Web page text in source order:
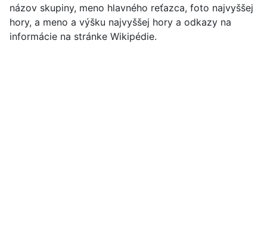
názov skupiny, meno hlavného reťazca, foto najvyššej
hory, a meno a výšku najvyššej hory a odkazy na
informácie na stránke Wikipédie.